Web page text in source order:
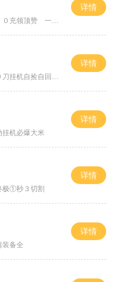
领顶赞 一切靠打
详情
机自捡自回０血不
详情
机必爆大米
详情
极①秒３切割
详情
装备全
详情